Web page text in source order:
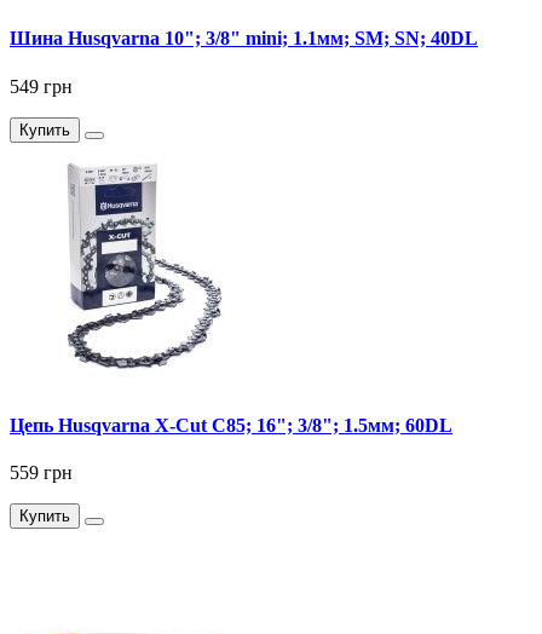
Шина Husqvarna 10"; 3/8" mini; 1.1мм; SM; SN; 40DL
549 грн
Купить
Цепь Husqvarna X-Cut C85; 16"; 3/8"; 1.5мм; 60DL
559 грн
Купить